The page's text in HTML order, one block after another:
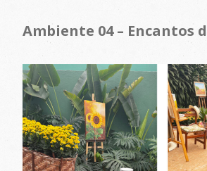
Ambiente 04 – Encantos